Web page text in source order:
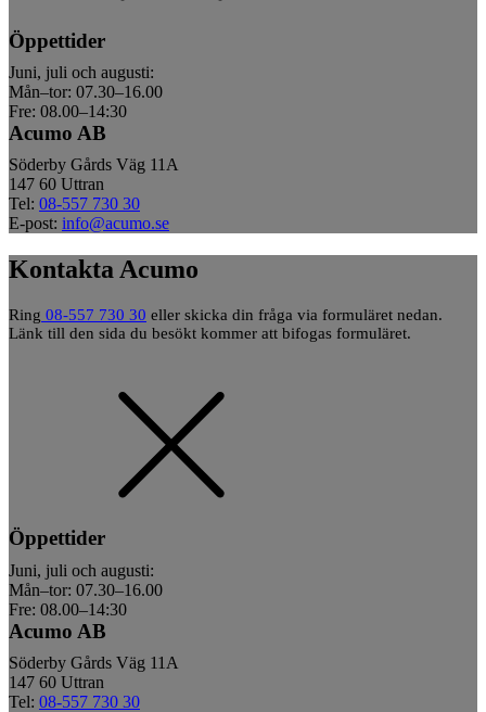
Öppettider
Juni, juli och augusti:
Mån–tor: 07.30–16.00
Fre: 08.00–14:30
Acumo AB
Söderby Gårds Väg 11A
147 60 Uttran
Tel: 08-557 730 30
E-post: info@acumo.se
Kontakta Acumo
Ring 08-557 730 30 eller skicka din fråga via formuläret nedan.
Länk till den sida du besökt kommer att bifogas formuläret.
Öppettider
Juni, juli och augusti:
Mån–tor: 07.30–16.00
Fre: 08.00–14:30
Acumo AB
Söderby Gårds Väg 11A
147 60 Uttran
Tel: 08-557 730 30